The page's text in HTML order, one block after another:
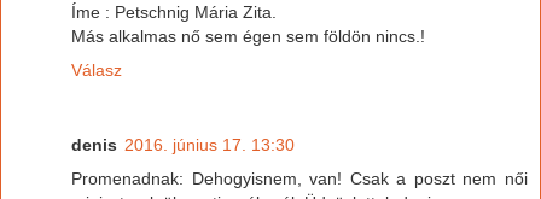
Íme : Petschnig Mária Zita.
Más alkalmas nő sem égen sem földön nincs.!
Válasz
denis 2016. június 17. 13:30
Promenadnak: Dehogyisnem, van! Csak a poszt nem női